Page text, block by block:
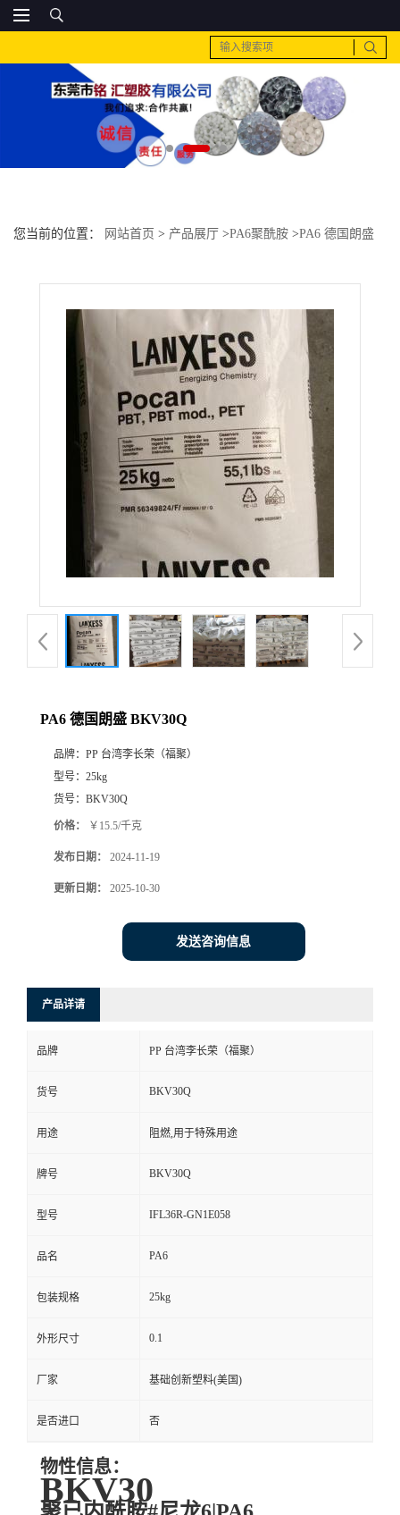
您当前的位置： 网站首页 > 产品展厅 >PA6聚酰胺 >PA6 德国朗盛
PA6 德国朗盛 BKV30Q
品牌： PP 台湾李长荣（福聚）
型号： 25kg
货号： BKV30Q
价格： ￥15.5/千克
发布日期： 2024-11-19
更新日期： 2025-10-30
发送咨询信息
产品详请
品牌 PP 台湾李长荣（福聚）
货号 BKV30Q
用途 阻燃,用于特殊用途
牌号 BKV30Q
型号 IFL36R-GN1E058
品名 PA6
包装规格 25kg
外形尺寸 0.1
厂家 基础创新塑料(美国)
是否进口 否
物性信息：
BKV30